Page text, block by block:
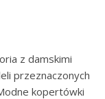
z damskimi
przeznaczonych
kopertówki